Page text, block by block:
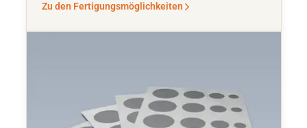
Zu den Fertigungsmöglichkeiten